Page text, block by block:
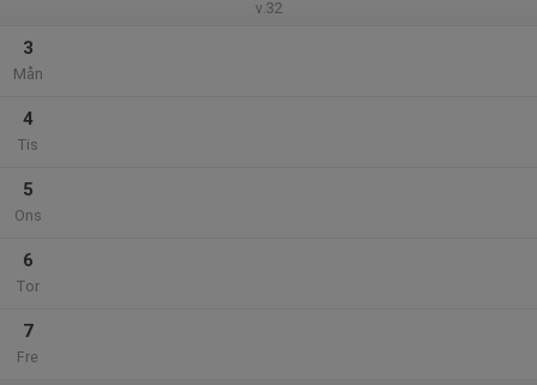
v.32
3
Mån
4
Tis
5
Ons
6
Tor
7
Fre